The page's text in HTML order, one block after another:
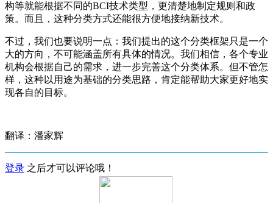
构等就能根据不同的BCI技术类型，更清楚地制定规则和政
策。而且，这种分类方式还能很方便地接纳新技术。
不过，我们也要说明一点：我们提出的这个分类框架只是一个
大的方向，不可能涵盖所有具体的情况。我们相信，各个专业
机构会根据自己的需求，进一步完善这个分类体系。但不管怎
样，这种以用途为基础的分类思路，肯定能帮助大家更好地实
现各自的目标。
翻译：潘家辉
登录 之后才可以评论哦！